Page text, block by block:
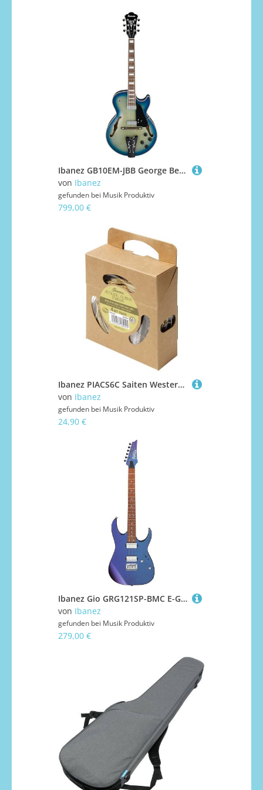
Ibanez GB10EM-JBB George Benson E-Gitarre
von Ibanez
gefunden bei Musik Produktiv
799,00 €
Ibanez PIACS6C Saiten Westerngitarre
von Ibanez
gefunden bei Musik Produktiv
24,90 €
Ibanez Gio GRG121SP-BMC E-Gitarre
von Ibanez
gefunden bei Musik Produktiv
279,00 €